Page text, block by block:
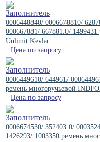
0006448840/ 0006678810/
000667881/ 667881.0/
Unlimit Kevlar
Цена по запросу
0006449610/ 644961/
ремень многоручьевой
Цена по запросу
0006674530/ 352403.0/
1426293/ 1003350 ремень